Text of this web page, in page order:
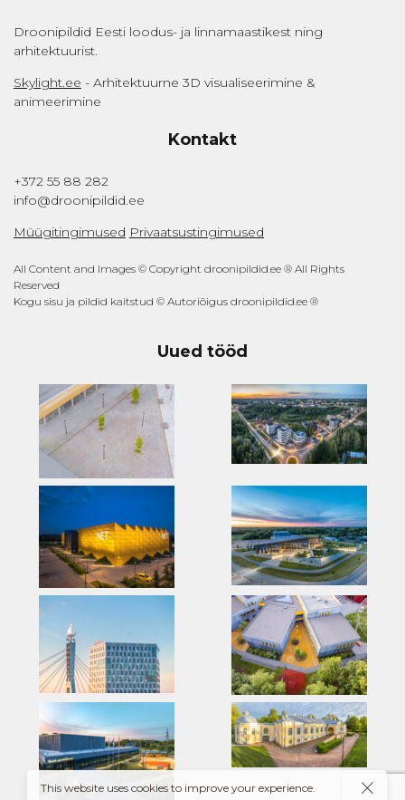
Droonipildid Eesti loodus- ja linnamaastikest ning
arhitektuurist.
Skylight.ee - Arhitektuurne 3D visualiseerimine &
animeerimine
Kontakt
+372 55 88 282
info@droonipildid.ee
Müügitingimused Privaatsustingimused
All Content and Images © Copyright droonipildid.ee ® All Rights
Reserved
Kogu sisu ja pildid kaitstud © Autoriõigus droonipildid.ee ®
Uued tööd
This website uses cookies to improve your experience.